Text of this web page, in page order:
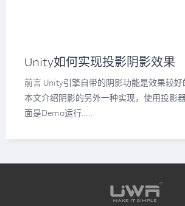
Unity如何实现投影阴影效果
前言 Unity引擎自带的阴影功能是效果较
本文介绍阴影的另外一种实现，使用投影
面是Demo运行……